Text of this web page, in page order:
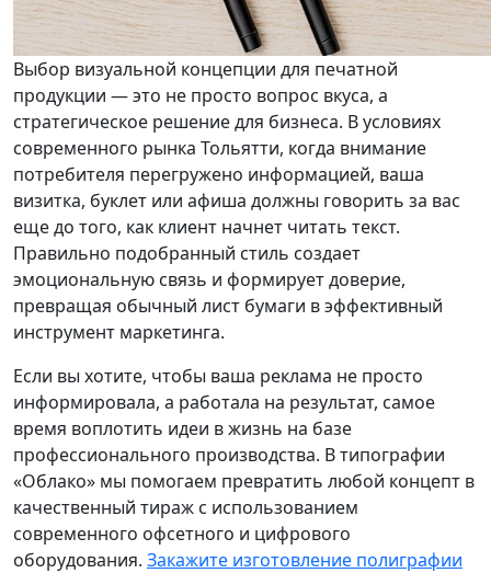
Выбор визуальной концепции для печатной
продукции — это не просто вопрос вкуса, а
стратегическое решение для бизнеса. В условиях
современного рынка Тольятти, когда внимание
потребителя перегружено информацией, ваша
визитка, буклет или афиша должны говорить за вас
еще до того, как клиент начнет читать текст.
Правильно подобранный стиль создает
эмоциональную связь и формирует доверие,
превращая обычный лист бумаги в эффективный
инструмент маркетинга.
Если вы хотите, чтобы ваша реклама не просто
информировала, а работала на результат, самое
время воплотить идеи в жизнь на базе
профессионального производства. В типографии
«Облако» мы помогаем превратить любой концепт в
качественный тираж с использованием
современного офсетного и цифрового
оборудования. Закажите изготовление полиграфии